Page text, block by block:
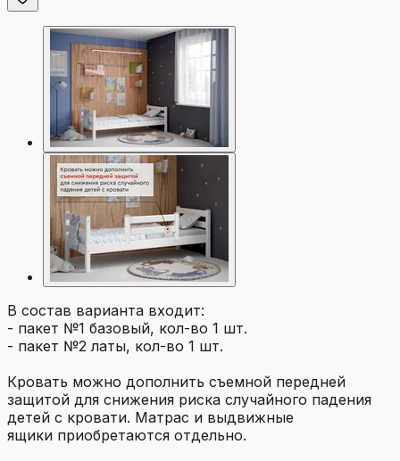
В состав варианта входит:
- пакет №1 базовый, кол-во 1 шт.
- пакет №2 латы, кол-во 1 шт.
Кровать можно дополнить съемной передней
защитой для снижения риска случайного падения
детей с кровати. Матрас и выдвижные
ящики приобретаются отдельно.